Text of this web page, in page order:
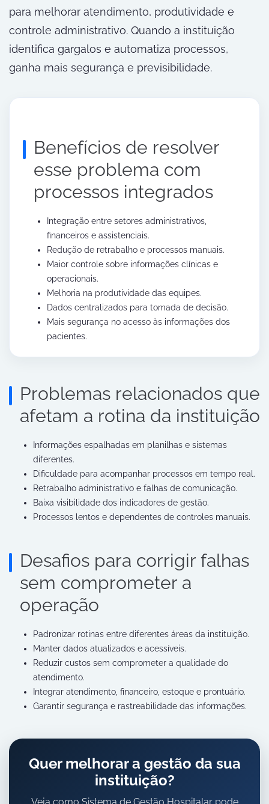
para melhorar atendimento, produtividade e
controle administrativo. Quando a instituição
identifica gargalos e automatiza processos,
ganha mais segurança e previsibilidade.
Benefícios de resolver
esse problema com
processos integrados
Integração entre setores administrativos,
financeiros e assistenciais.
Redução de retrabalho e processos manuais.
Maior controle sobre informações clínicas e
operacionais.
Melhoria na produtividade das equipes.
Dados centralizados para tomada de decisão.
Mais segurança no acesso às informações dos
pacientes.
Problemas relacionados que
afetam a rotina da instituição
Informações espalhadas em planilhas e sistemas
diferentes.
Dificuldade para acompanhar processos em tempo real.
Retrabalho administrativo e falhas de comunicação.
Baixa visibilidade dos indicadores de gestão.
Processos lentos e dependentes de controles manuais.
Desafios para corrigir falhas
sem comprometer a
operação
Padronizar rotinas entre diferentes áreas da instituição.
Manter dados atualizados e acessíveis.
Reduzir custos sem comprometer a qualidade do
atendimento.
Integrar atendimento, financeiro, estoque e prontuário.
Garantir segurança e rastreabilidade das informações.
Quer melhorar a gestão da sua
instituição?
Veja como Sistema de Gestão Hospitalar pode